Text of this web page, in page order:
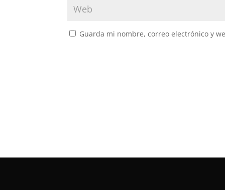
Guarda mi nombre, correo electrónico y